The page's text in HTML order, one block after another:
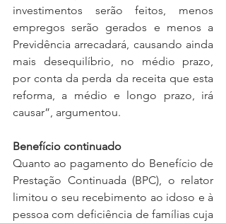
investimentos serão feitos, menos
empregos serão gerados e menos a
Previdência arrecadará, causando ainda
mais desequilíbrio, no médio prazo,
por conta da perda da receita que esta
reforma, a médio e longo prazo, irá
causar”, argumentou.
Benefício continuado
Quanto ao pagamento do Benefício de
Prestação Continuada (BPC), o relator
limitou o seu recebimento ao idoso e à
pessoa com deficiência de famílias cuja